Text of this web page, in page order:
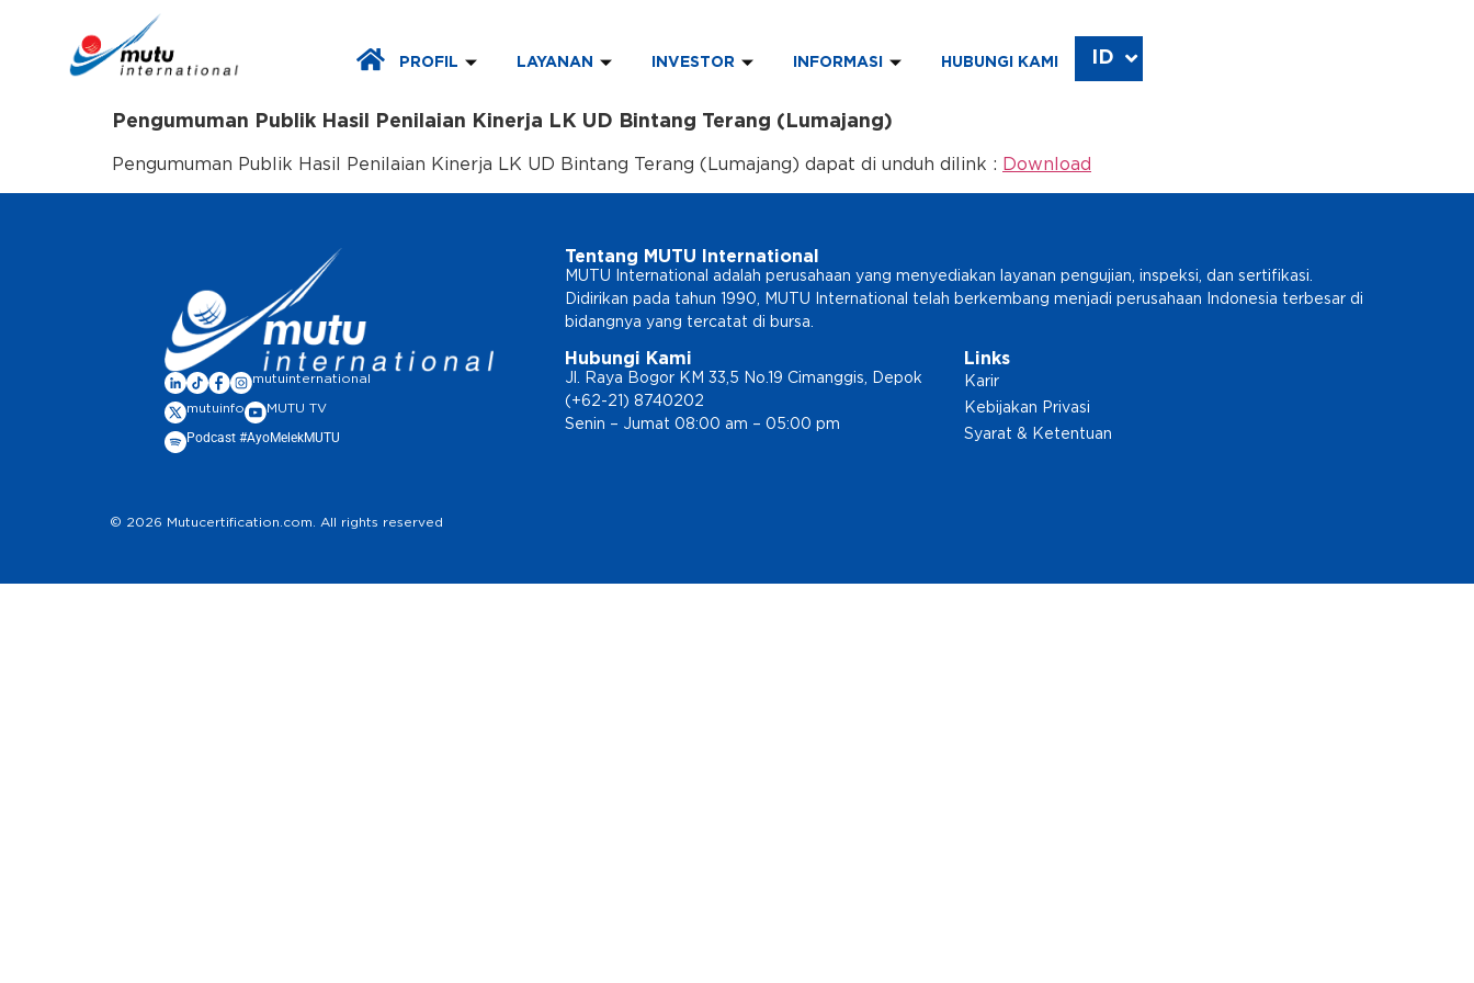
PROFIL LAYANAN INVESTOR INFORMASI HUBUNGI KAMI ID
EN
Pengumuman Publik Hasil Penilaian Kinerja LK UD Bintang Terang (Lumajang)
Pengumuman Publik Hasil Penilaian Kinerja LK UD Bintang Terang (Lumajang) dapat di unduh dilink : Download
mutuinternational
mutuinfo MUTU TV
Podcast #AyoMelekMUTU
Tentang MUTU International
MUTU International adalah perusahaan yang menyediakan layanan pengujian, inspeksi, dan sertifikasi.
Didirikan pada tahun 1990, MUTU International telah berkembang menjadi perusahaan Indonesia terbesar di
bidangnya yang tercatat di bursa.
Hubungi Kami
Jl. Raya Bogor KM 33,5 No.19 Cimanggis, Depok
(+62-21) 8740202
Senin – Jumat 08:00 am – 05:00 pm
Links
Karir
Kebijakan Privasi
Syarat & Ketentuan
© 2026 Mutucertification.com. All rights reserved